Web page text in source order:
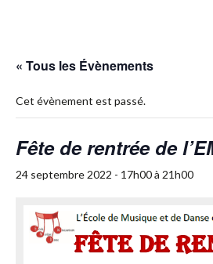
« Tous les Évènements
Cet évènement est passé.
Fête de rentrée de
24 septembre 2022 - 17h00à 21h00